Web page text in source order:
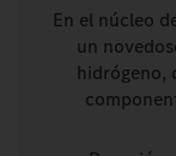
En el núcleo
un
hidrógeno,